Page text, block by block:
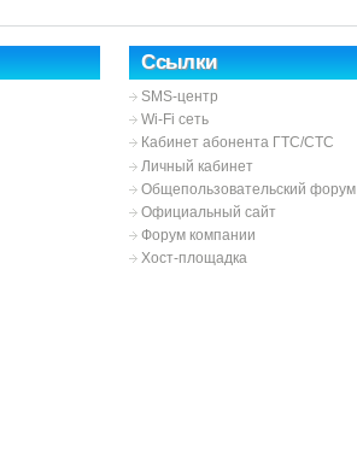
Ссылки
SMS-центр
Wi-Fi сеть
Кабинет абонента ГТС/СТС
Личный кабинет
Общепользовательский форум
Официальный сайт
Форум компании
Хост-площадка